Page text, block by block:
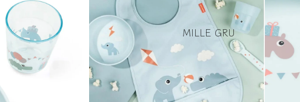
MILLE GRU